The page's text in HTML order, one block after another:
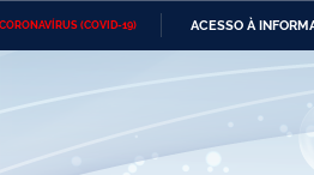
CORONAVÍRUS (COVID-19) ACESSO À
Ministério das Relações